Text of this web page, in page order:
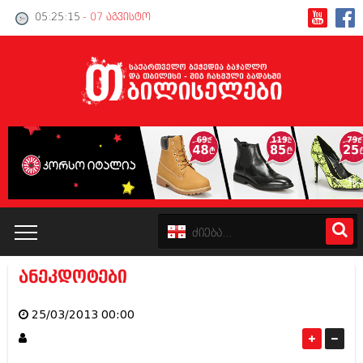
05:25:15 - 07 აგვისტო
კატალოგი
ანეკდოტები
25/03/2013 00:00